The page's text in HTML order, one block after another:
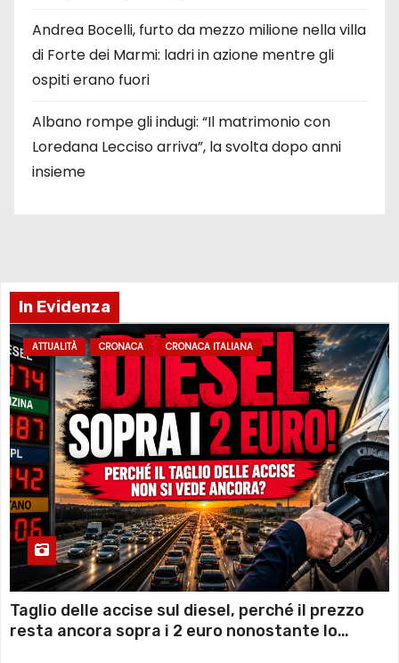
Andrea Bocelli, furto da mezzo milione nella villa
di Forte dei Marmi: ladri in azione mentre gli
ospiti erano fuori
Albano rompe gli indugi: “Il matrimonio con
Loredana Lecciso arriva”, la svolta dopo anni
insieme
In Evidenza
ATTUALITÀ CRONACA CRONACA ITALIANA
Taglio delle accise sul diesel, perché il prezzo
resta ancora sopra i 2 euro nonostante lo